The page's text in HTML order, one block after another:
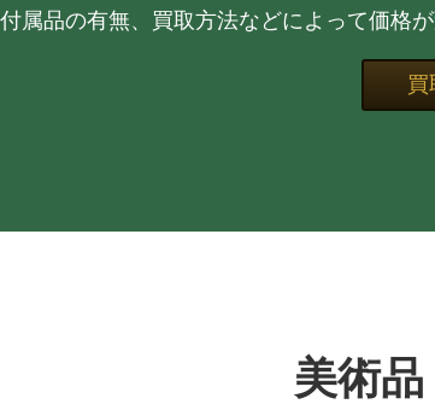
属品の有無、買取方法などによって価格が
買
美術品